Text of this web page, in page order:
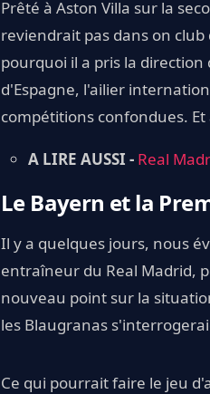
Prêté à Aston Villa sur la
reviendrait pas dans on
pourquoi il a pris la
d'Espagne, l'ailier
compétitions confondues. Et
A LIRE AUSSI - Real
Le Bayern et la
Il y a quelques jours, nous
entraîneur du Real Madrid,
nouveau point sur la
les Blaugranas
Ce qui pourrait faire le jeu